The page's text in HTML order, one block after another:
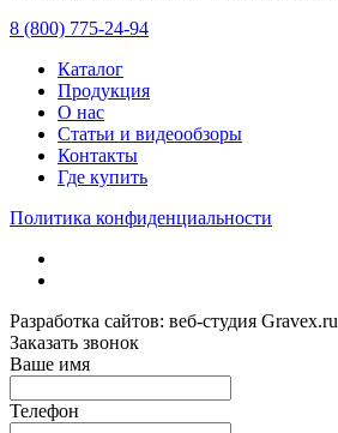
8 (800) 775-24-94
Каталог
Продукция
О нас
Статьи и видеообзоры
Контакты
Где купить
Политика конфиденциальности
Разработка сайтов: веб-студия Gravex.ru
Заказать звонок
Ваше имя
Телефон